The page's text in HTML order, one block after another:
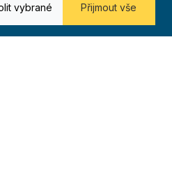
O nás
vybrané Přijmout vše